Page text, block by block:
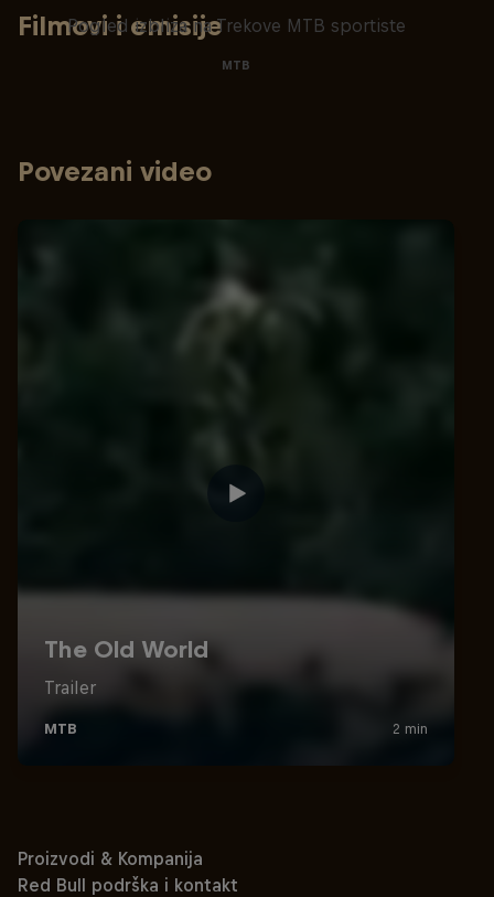
Filmovi i emisije
Pogled izbliza na Trekove MTB sportiste
MTB
Povezani video